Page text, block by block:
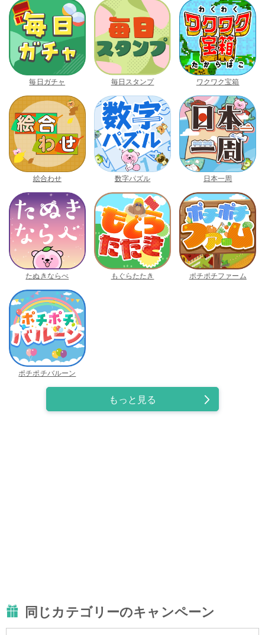
毎日ガチャ 毎日スタンプ ワクワク宝箱
絵合わせ 数字パズル 日本一周
たぬきならべ もぐらたたき ポチポチファーム
ポチポチバルーン
もっと見る
同じカテゴリーのキャンペーン